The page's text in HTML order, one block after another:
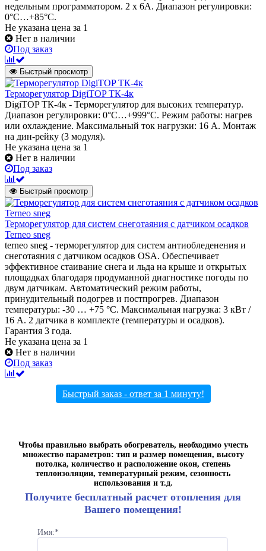
недельным программатором. 2 х 6А. Диапазон регулировки:
0°C…+85°C.
Не указана цена за 1
Нет в наличии
Под заказ
Быстрый просмотр
Терморегулятор DigiTOP ТК-4к
DigiTOP ТК-4к - Терморегулятор для высоких температур.
Диапазон регулировки: 0°C…+999°C. Режим работы: нагрев
или охлаждение. Максимальный ток нагрузки: 16 А. Монтаж
на дин-рейку (3 модуля).
Не указана цена за 1
Нет в наличии
Под заказ
Быстрый просмотр
Терморегулятор для систем снеготаяния с датчиком осадков
Terneo sneg
terneo sneg - терморегулятор для систем антиобледенения и
снеготаяния с датчиком осадков OSA. Обеспечивает
эффективное стаивание снега и льда на крыше и открытых
площадках благодаря продуманной диагностике погоды по
двум датчикам. Автоматический режим работы,
принудительный подогрев и постпрогрев. Диапазон
температуры: -30 … +75 °С. Максимальная нагрузка: 3 кВт /
16 А. 2 датчика в комплекте (температуры и осадков).
Гарантия 3 года.
Не указана цена за 1
Нет в наличии
Под заказ
Быстрый заказ - ответ за 1 минуту!
Чтобы правильно выбрать обогреватель, необходимо учесть
множество параметров: тип и размер помещения, высоту
потолка, количество и расположение окон, степень
теплоизоляции, температурный режим, сезонность
использования и т.д.
Получите бесплатный расчет отопления для
Вашего помещения!
Имя:*